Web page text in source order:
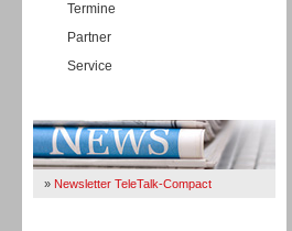
Termine
Partner
Service
» Newsletter TeleTalk-Compact